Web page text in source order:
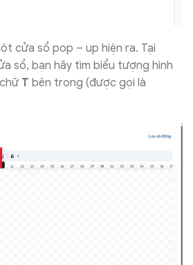
cửa sổ pop – up hiện ra. Tại
sổ, bạn hãy tìm biểu tượng hình
T bên trong (được gọi là